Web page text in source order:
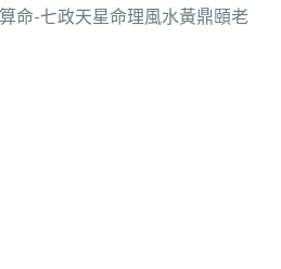
命-七政天星命理風水黃鼎頤老